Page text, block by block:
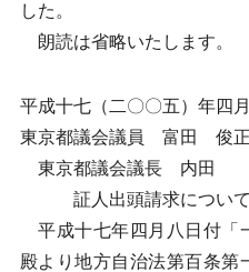
した。
朗読は省略いたします。
平成十七（二〇〇五）年四
東京都議会議員 富田 俊正
東京都議会議長 内田
証人出頭請求について
平成十七年四月八日付「
殿より地方自治法第百条第